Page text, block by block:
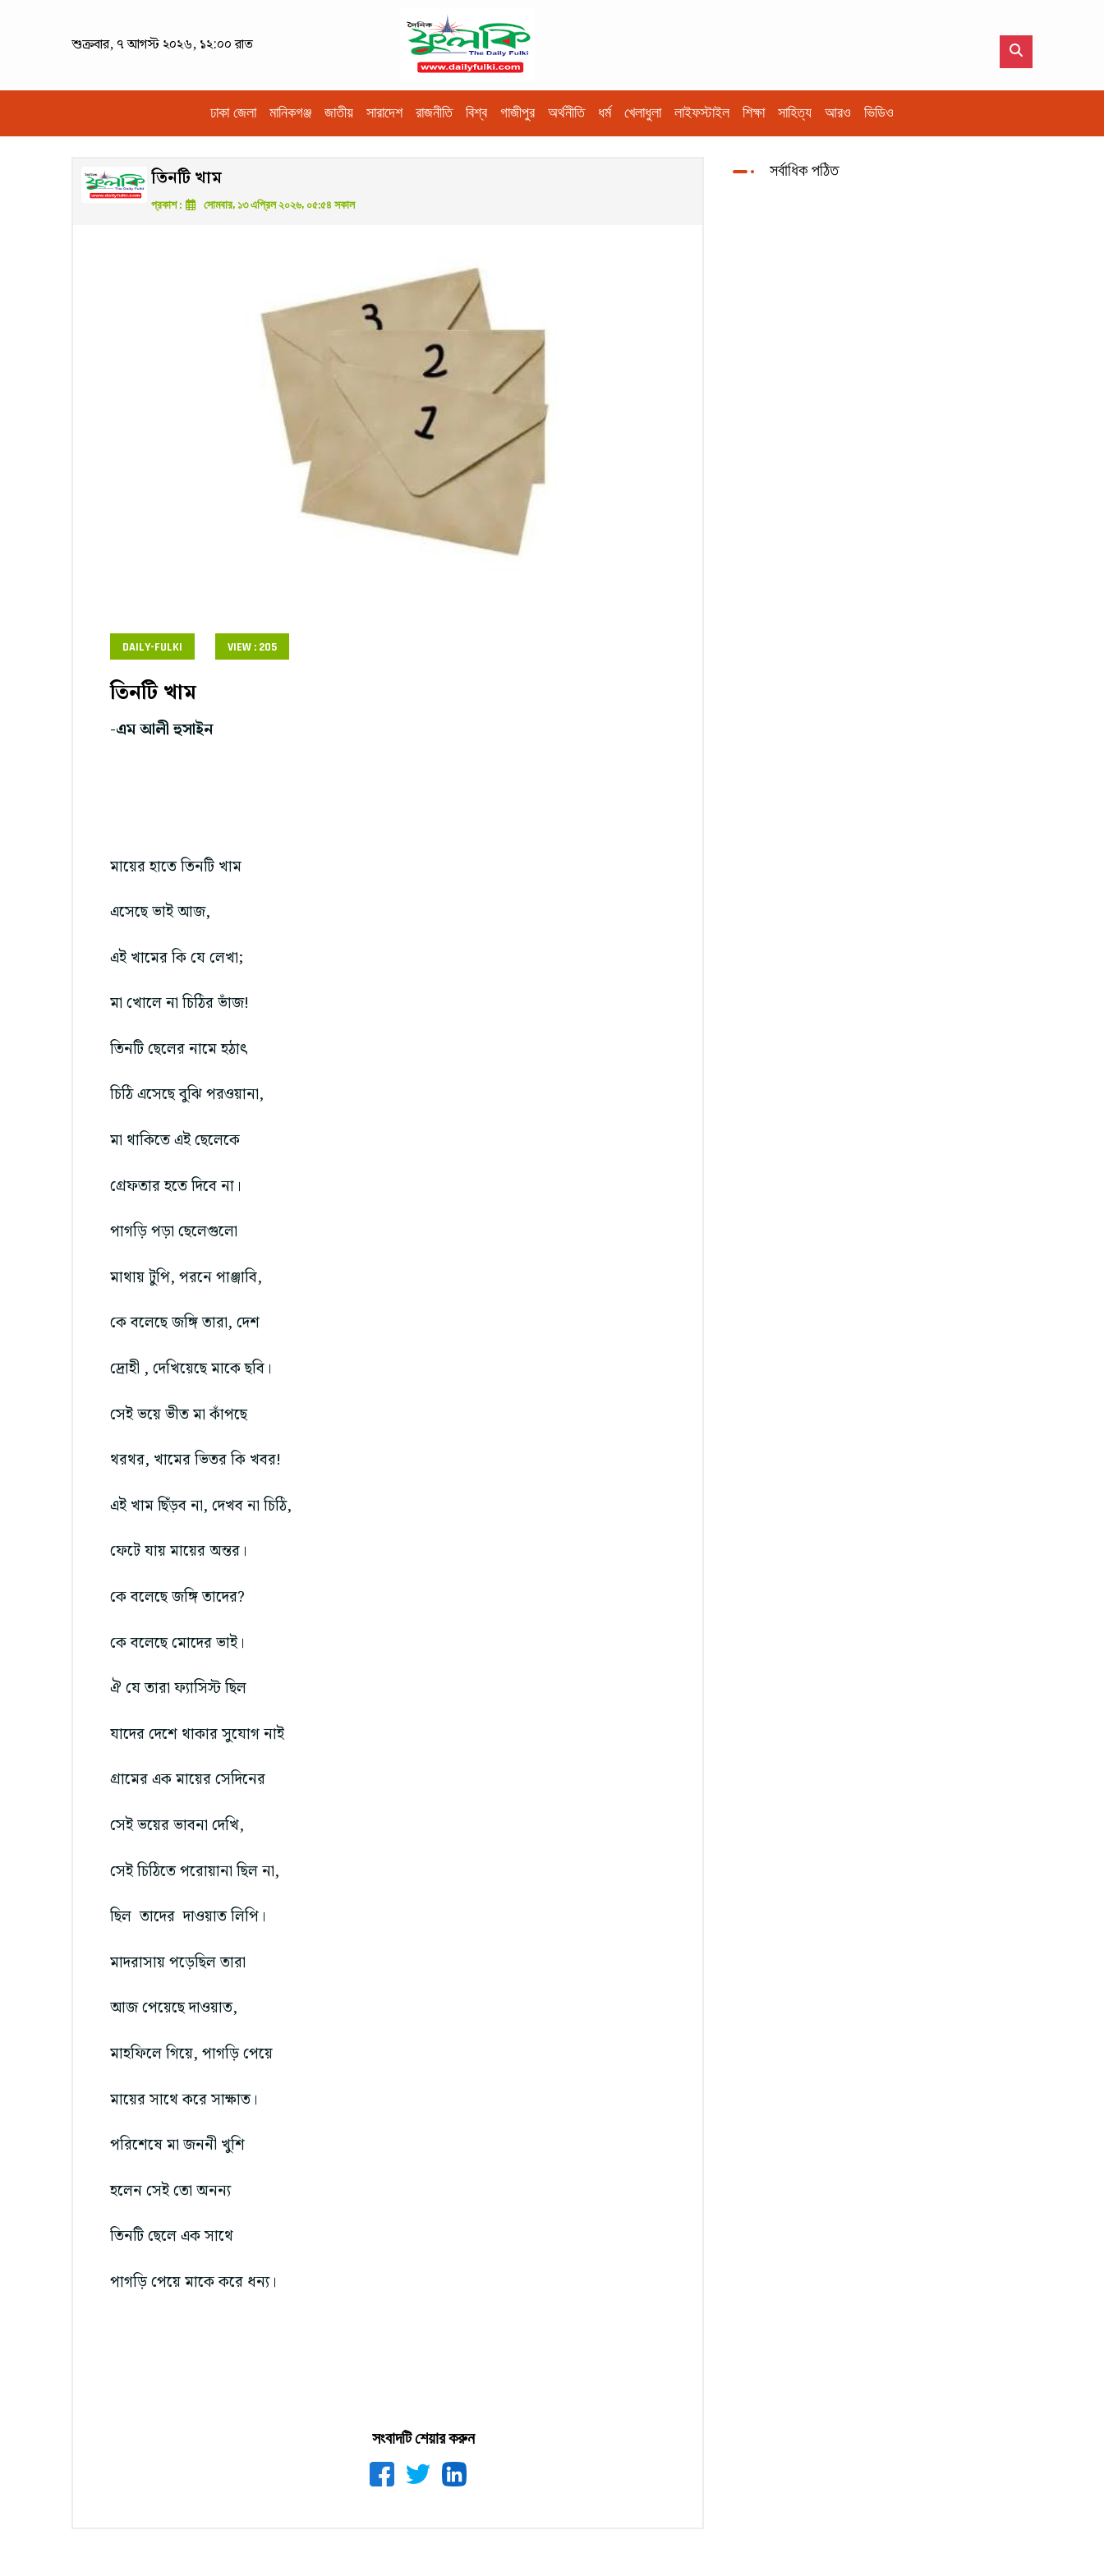
শুক্রবার, ৭ আগস্ট ২০২৬, ১২:০০ রাত
ঢাকা জেলা মানিকগঞ্জ জাতীয় সারাদেশ রাজনীতি বিশ্ব গাজীপুর অর্থনীতি ধর্ম খেলাধুলা লাইফস্টাইল শিক্ষা সাহিত্য আরও ভিডিও
তিনটি খাম
প্রকাশ : সোমবার, ১৩ এপ্রিল ২০২৬, ০৫:৫৪ সকাল
DAILY-FULKI VIEW : 205
তিনটি খাম
-এম আলী হুসাইন
মায়ের হাতে তিনটি খাম
এসেছে ভাই আজ,
এই খামের কি যে লেখা;
মা খোলে না চিঠির ভাঁজ!
তিনটি ছেলের নামে হঠাৎ
চিঠি এসেছে বুঝি পরওয়ানা,
মা থাকিতে এই ছেলেকে
গ্রেফতার হতে দিবে না।
পাগড়ি পড়া ছেলেগুলো
মাথায় টুপি, পরনে পাঞ্জাবি,
কে বলেছে জঙ্গি তারা, দেশ
দ্রোহী , দেখিয়েছে মাকে ছবি।
সেই ভয়ে ভীত মা কাঁপছে
থরথর, খামের ভিতর কি খবর!
এই খাম ছিঁড়ব না, দেখব না চিঠি,
ফেটে যায় মায়ের অন্তর।
কে বলেছে জঙ্গি তাদের?
কে বলেছে মোদের ভাই।
ঐ যে তারা ফ্যাসিস্ট ছিল
যাদের দেশে থাকার সুযোগ নাই
গ্রামের এক মায়ের সেদিনের
সেই ভয়ের ভাবনা দেখি,
সেই চিঠিতে পরোয়ানা ছিল না,
ছিল তাদের দাওয়াত লিপি।
মাদরাসায় পড়েছিল তারা
আজ পেয়েছে দাওয়াত,
মাহফিলে গিয়ে, পাগড়ি পেয়ে
মায়ের সাথে করে সাক্ষাত।
পরিশেষে মা জননী খুশি
হলেন সেই তো অনন্য
তিনটি ছেলে এক সাথে
পাগড়ি পেয়ে মাকে করে ধন্য।
সংবাদটি শেয়ার করুন
সর্বাধিক পঠিত